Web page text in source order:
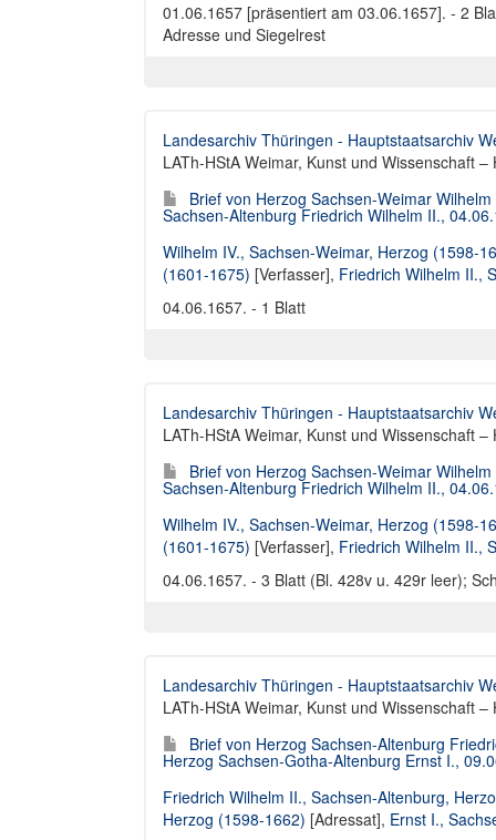
01.06.1657 [präsentiert am 03.06.1657]. - 2
Adresse und Siegelrest
Landesarchiv Thüringen - Hauptstaatsarchiv
LATh-HStA Weimar, Kunst und Wissenschaft
Brief von Herzog Sachsen-Weimar
Sachsen-Altenburg Friedrich Wilhelm II.,
Wilhelm IV., Sachsen-Weimar, Herzog (1598-
(1601-1675) [Verfasser], Friedrich Wilhelm II.,
04.06.1657. - 1 Blatt
Landesarchiv Thüringen - Hauptstaatsarchiv
LATh-HStA Weimar, Kunst und Wissenschaft
Brief von Herzog Sachsen-Weimar
Sachsen-Altenburg Friedrich Wilhelm II.,
Wilhelm IV., Sachsen-Weimar, Herzog (1598-
(1601-1675) [Verfasser], Friedrich Wilhelm II.,
04.06.1657. - 3 Blatt (Bl. 428v u. 429r leer);
Landesarchiv Thüringen - Hauptstaatsarchiv
LATh-HStA Weimar, Kunst und Wissenschaft
Brief von Herzog Sachsen-Altenburg
Herzog Sachsen-Gotha-Altenburg Ernst I.,
Friedrich Wilhelm II., Sachsen-Altenburg,
Herzog (1598-1662) [Adressat], Ernst I.,